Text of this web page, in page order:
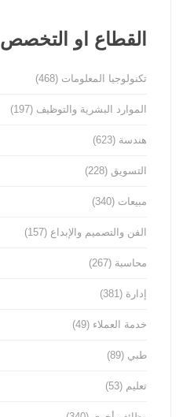
القطاع او التخصص
تكنولوجيا المعلومات (468)
الموارد البشرية والتوظيف (197)
هندسة (623)
التسويق (228)
مبيعات (340)
الفن والتصميم والإبداع (157)
محاسبة (267)
إدارة (381)
خدمة العملاء (49)
طبي (89)
تعليم (53)